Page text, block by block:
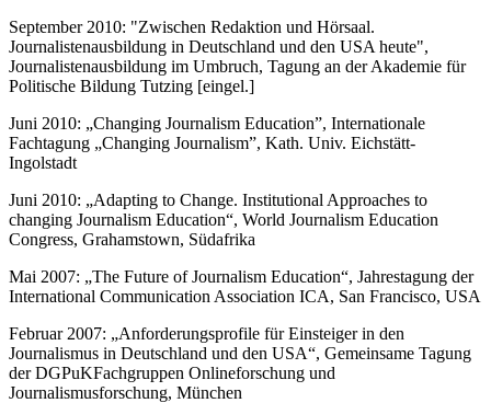
September 2010: "Zwischen Redaktion und Hörsaal.
Journalistenausbildung in Deutschland und den USA heute",
Journalistenausbildung im Umbruch, Tagung an der Akademie für
Politische Bildung Tutzing [eingel.]
Juni 2010: „Changing Journalism Education”, Internationale
Fachtagung „Changing Journalism”, Kath. Univ. Eichstätt-
Ingolstadt
Juni 2010: „Adapting to Change. Institutional Approaches to
changing Journalism Education“, World Journalism Education
Congress, Grahamstown, Südafrika
Mai 2007: „The Future of Journalism Education“, Jahrestagung der
International Communication Association ICA, San Francisco, USA
Februar 2007: „Anforderungsprofile für Einsteiger in den
Journalismus in Deutschland und den USA“, Gemeinsame Tagung
der DGPuKFachgruppen Onlineforschung und
Journalismusforschung, München